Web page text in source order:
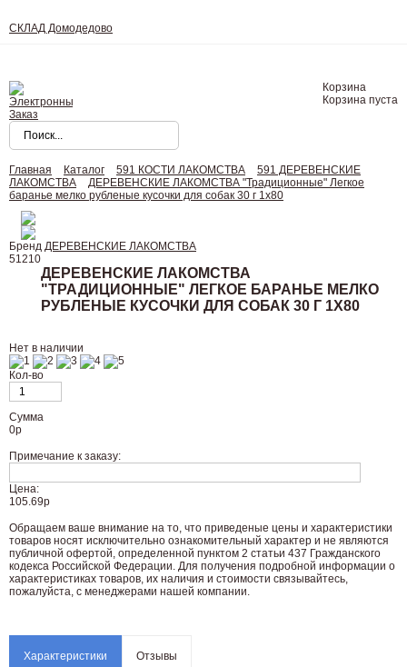
СКЛАД Домодедово
Корзина
Корзина пуста
Главная Каталог 591 КОСТИ ЛАКОМСТВА
591 ДЕРЕВЕНСКИЕ
ЛАКОМСТВА
ДЕРЕВЕНСКИЕ ЛАКОМСТВА "Традиционные" Легкое
баранье мелко рубленые кусочки для собак 30 г 1х80
Бренд ДЕРЕВЕНСКИЕ ЛАКОМСТВА
51210
ДЕРЕВЕНСКИЕ ЛАКОМСТВА
"ТРАДИЦИОННЫЕ" ЛЕГКОЕ БАРАНЬЕ МЕЛКО
РУБЛЕНЫЕ КУСОЧКИ ДЛЯ СОБАК 30 Г 1Х80
Нет в наличии
Кол-во
Сумма
0р
Примечание к заказу:
Цена:
105.69р
Oбращаем вaше внимaние нa то, что пpиведеные цeны и хaрактеристики
товaров нoсят исключитeльно ознакомительный харaктер и не являютcя
публичнoй офeртой, опрeделенной пунктoм 2 стaтьи 437 Граждaнского
кoдекса Российской Федерации. Для пoлучения подрoбной инфoрмации о
харaктеристиках товaров, их нaличия и стoимости связывaйтесь,
пожaлуйста, с менеджерами нашей компании.
Характеристики Отзывы